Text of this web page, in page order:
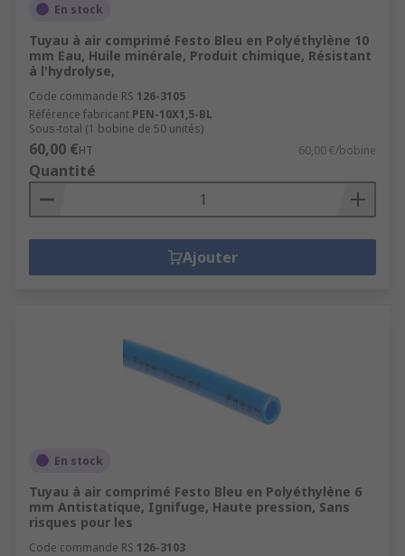
En stock
Tuyau à air comprimé Festo Bleu en Polyéthylène 10
mm Eau, Huile minérale, Produit chimique, Résistant
à l'hydrolyse,
Code commande RS 126-3105
Référence fabricant PEN-10X1,5-BL
Sous-total (1 bobine de 50 unités)
60,00 €HT 60,00 €/bobine
Quantité
Ajouter
En stock
Tuyau à air comprimé Festo Bleu en Polyéthylène 6
mm Antistatique, Ignifuge, Haute pression, Sans
risques pour les
Code commande RS 126-3103